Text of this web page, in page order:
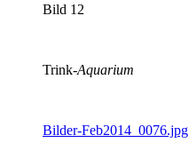
Bild 12
Trink-Aquarium
Bilder-Feb2014_0076.jpg